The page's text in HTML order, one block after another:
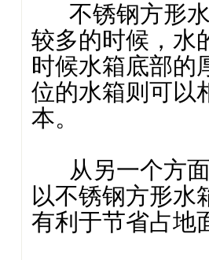
不锈钢方形水
较多的时候，水
时候水箱底部的
位的水箱则可以
本。
从另一个方面
以不锈钢方形水
有利于节省占地